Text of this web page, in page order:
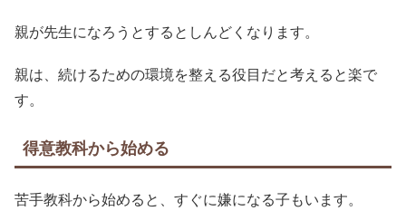
親が先生になろうとするとしんどくなります。
親は、続けるための環境を整える役目だと考えると楽で
す。
得意教科から始める
苦手教科から始めると、すぐに嫌になる子もいます。